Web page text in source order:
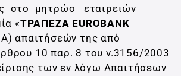
στο μητρώο εταιρειών
«ΤΡΑΠΕΖΑ EUROBANK
απαιτήσεών της από
10 παρ. 8 του ν.3156/2003
των εν λόγω Απαιτήσεων